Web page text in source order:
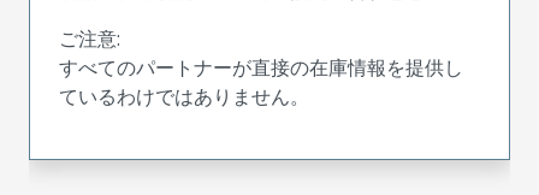
ご注意:
すべてのパートナーが直接の在庫情報を提供し
ているわけではありません。